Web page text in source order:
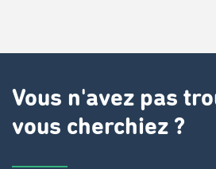
Vous n'avez pas
vous cherchiez ?